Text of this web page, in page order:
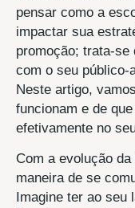
pensar como a
impactar sua
promoção; trata-se
com o seu público-
Neste artigo,
funcionam e de
efetivamente no
Com a evolução
maneira de se
Imagine ter ao seu